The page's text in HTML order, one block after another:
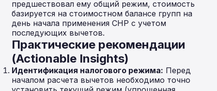
предшествовал ему общий режим, стоимость
базируется на стоимостном балансе групп на
день начала применения СНР с учетом
последующих вычетов.
Практические рекомендации
(Actionable Insights)
Идентификация налогового режима: Перед
началом расчета вычетов необходимо точно